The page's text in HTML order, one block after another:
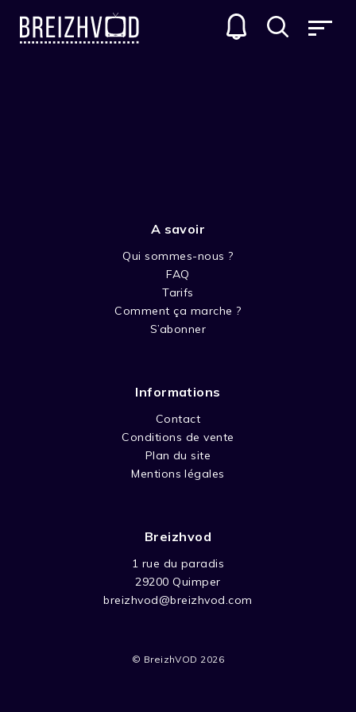
A savoir
Qui sommes-nous ?
FAQ
Tarifs
Comment ça marche ?
S’abonner
Informations
Contact
Conditions de vente
Plan du site
Mentions légales
Breizhvod
1 rue du paradis
29200 Quimper
breizhvod@breizhvod.com
© BreizhVOD 2026